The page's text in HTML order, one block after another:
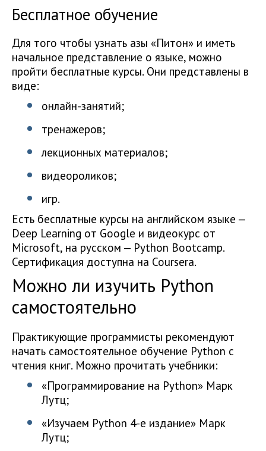
Бесплатное обучение
Для того чтобы узнать азы «Питон» и иметь
начальное представление о языке, можно
пройти бесплатные курсы. Они представлены в
виде:
онлайн-занятий;
тренажеров;
лекционных материалов;
видеороликов;
игр.
Есть бесплатные курсы на английском языке —
Deep Learning от Google и видеокурс от
Microsoft, на русском — Python Bootcamp.
Сертификация доступна на Coursera.
Можно ли изучить Python
самостоятельно
Практикующие программисты рекомендуют
начать самостоятельное обучение Python с
чтения книг. Можно прочитать учебники:
«Программирование на Python» Марк
Лутц;
«Изучаем Python 4-е издание» Марк
Лутц;